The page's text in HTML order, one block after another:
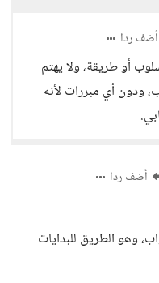
أضف ردا
أو طريقة، ولا يهتم
ودون أي مبررات لأنه
أضف ردا
وهو الطريق للبدايات